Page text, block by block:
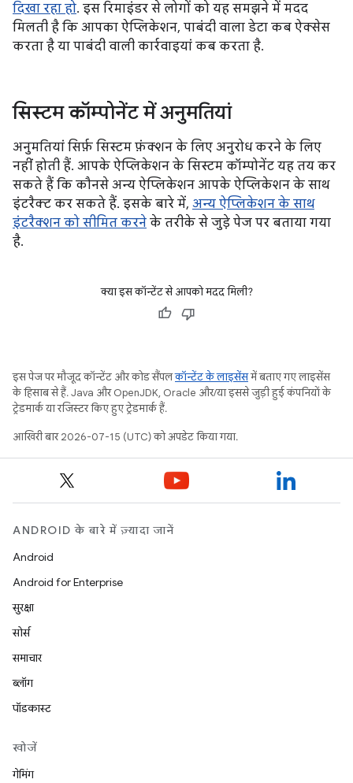
दिखा रहा हो. इस रिमाइंडर से लोगों को यह समझने में मदद
मिलती है कि आपका ऐप्लिकेशन, पाबंदी वाला डेटा कब ऐक्सेस
करता है या पाबंदी वाली कार्रवाइयां कब करता है.
सिस्टम कॉम्पोनेंट में अनुमतियां
अनुमतियां सिर्फ़ सिस्टम फ़ंक्शन के लिए अनुरोध करने के लिए
नहीं होती हैं. आपके ऐप्लिकेशन के सिस्टम कॉम्पोनेंट यह तय कर
सकते हैं कि कौनसे अन्य ऐप्लिकेशन आपके ऐप्लिकेशन के साथ
इंटरैक्ट कर सकते हैं. इसके बारे में, अन्य ऐप्लिकेशन के साथ
इंटरैक्शन को सीमित करने के तरीके से जुड़े पेज पर बताया गया
है.
क्या इस कॉन्टेंट से आपको मदद मिली?
इस पेज पर मौजूद कॉन्टेंट और कोड सैंपलकॉन्टेंट के लाइसेंसमें बताए गए लाइसेंस
के हिसाब से हैं. Java और OpenJDK, Oracle और/या इससे जुड़ी हुई कंपनियों के
ट्रेडमार्क या रजिस्टर किए हुए ट्रेडमार्क हैं.
आखिरी बार 2026-07-15 (UTC) को अपडेट किया गया.
ANDROID के बारे में ज़्यादा जानें
Android
Android for Enterprise
सुरक्षा
सोर्स
समाचार
ब्लॉग
पॉडकास्ट
खोजें
गेमिंग